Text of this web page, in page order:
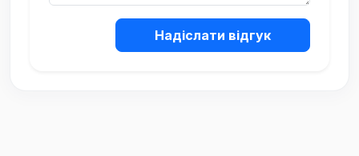
Надіслати відгук